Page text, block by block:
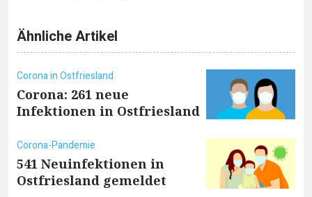
Ähnliche Artikel
Corona in Ostfriesland
Corona: 261 neue
Infektionen in Ostfriesland
Corona-Pandemie
541 Neuinfektionen in
Ostfriesland gemeldet